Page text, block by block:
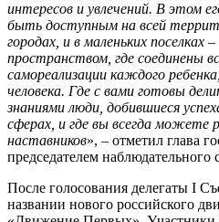
интересов и увлечений. В этом
быть доступным на всей
городах, и в маленьких поселках
пространством, где соединены
самореализации каждого
человека. Где с вами готовы
знаниями люди, добившиеся
сферах, и где вы всегда можете
наставников», – отметил глава
председателем наблюдательного
После голосования делегаты I
названии нового российского